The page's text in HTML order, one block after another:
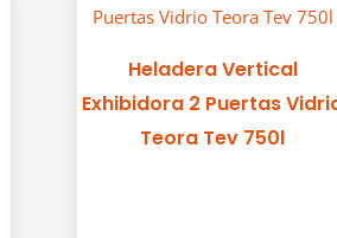
Heladera Vertical
Exhibidora 2 Puertas
Teora Tev 750l